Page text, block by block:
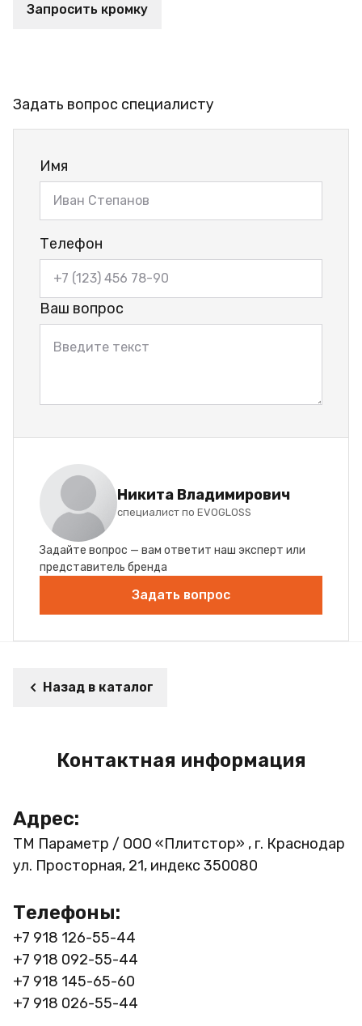
Запросить кромку
Задать вопрос специалисту
Имя
Телефон
Ваш вопрос
Никита Владимирович
специалист по EVOGLOSS
Задайте вопрос — вам ответит наш эксперт или
представитель бренда
Задать вопрос
Назад в каталог
Контактная информация
Адрес:
ТМ Параметр / ООО «Плитстор» , г. Краснодар
ул. Просторная, 21, индекс 350080
Телефоны:
+7 918 126-55-44
+7 918 092-55-44
+7 918 145-65-60
+7 918 026-55-44